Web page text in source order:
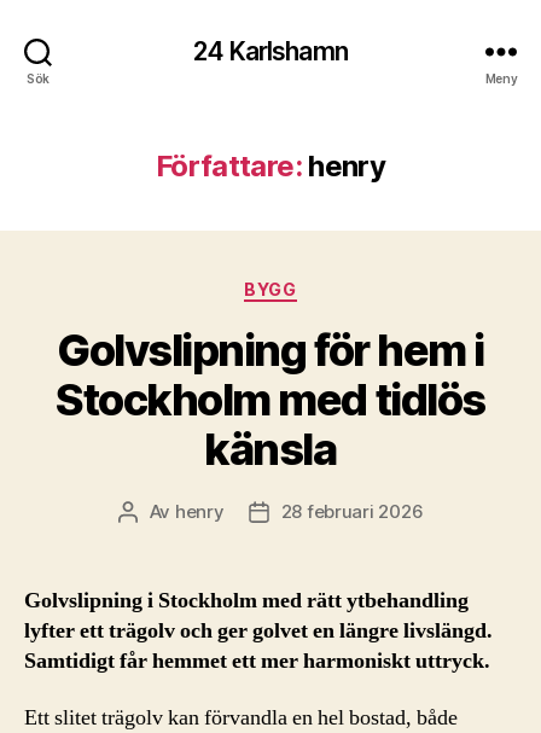
Sök
24 Karlshamn
Meny
Författare: henry
Kategorier
BYGG
Golvslipning för hem i
Stockholm med tidlös
känsla
Inläggsförfattare
Av henry Inläggsdatum
28 februari 2026
Golvslipning i Stockholm med rätt ytbehandling
lyfter ett trägolv och ger golvet en längre livslängd.
Samtidigt får hemmet ett mer harmoniskt uttryck.
Ett slitet trägolv kan förvandla en hel bostad, både